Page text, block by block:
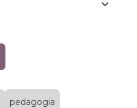
pedagogia